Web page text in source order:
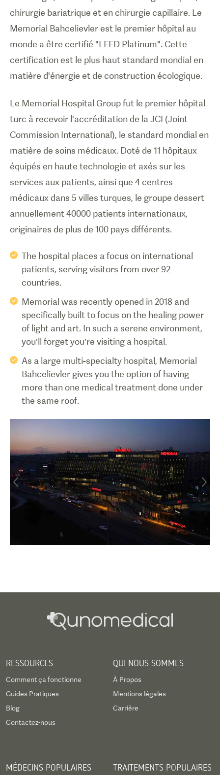
chirurgie bariatrique et en chirurgie capillaire. Le
Memorial Bahcelievler est le premier hôpital au
monde a être certifié "LEED Platinum". Cette
certification est le plus haut standard mondial en
matière d'énergie et de construction écologique.
Le Memorial Hospital Group fut le premier hôpital
turc à recevoir l'accréditation de la JCI (Joint
Commission International), le standard mondial en
matière de soins médicaux. Doté de 11 hôpitaux
équipés en haute technologie et axés sur les
services aux patients, ainsi que 4 centres
médicaux dans 5 villes turques, le groupe dessert
annuellement 40000 patients internationaux,
originaires de plus de 100 pays différents.
The hospital places a focus on international
patients, serving visitors from over 92
countries.
Memorial was recently opened in 2018 and
specifically built to focus on the healing power
of light and art. In such a serene environment,
you’ll forget you’re visiting a hospital.
As a large multi-specialty hospital, Memorial
Bahcelievler gives you the option of having
more than one medical treatment done under
the same roof.
RESSOURCES
Comment ça fonctionne
Guides Pratiques
Blog
Contactez-nous
QUI NOUS SOMMES
À Propos
Mentions légales
Carrière
MÉDECINS POPULAIRES TRAITEMENTS POPULAIRES